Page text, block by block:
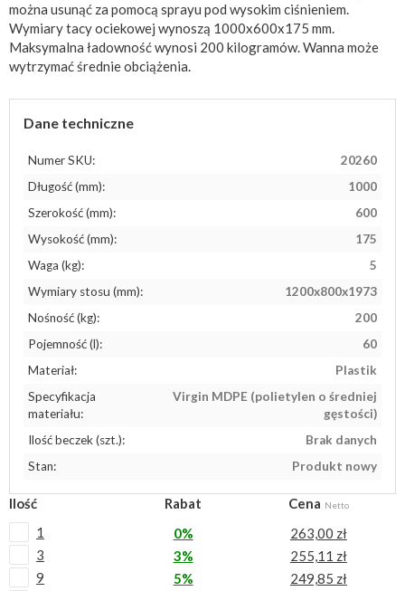
można usunąć za pomocą sprayu pod wysokim ciśnieniem.
Wymiary tacy ociekowej wynoszą 1000x600x175 mm.
Maksymalna ładowność wynosi 200 kilogramów. Wanna może
wytrzymać średnie obciążenia.
Dane techniczne
Numer SKU:
20260
Długość (mm):
1000
Szerokość (mm):
600
Wysokość (mm):
175
Waga (kg):
5
Wymiary stosu (mm):
1200x800x1973
Nośność (kg):
200
Pojemność (l):
60
Materiał:
Plastik
Specyfikacja
materiału:
Virgin MDPE (polietylen o średniej
gęstości)
Ilość beczek (szt.):
Brak danych
Stan:
Produkt nowy
Ilość Rabat Cena Netto
1 0%
263,00 zł
3
3%
255,11 zł
9
5%
249,85 zł